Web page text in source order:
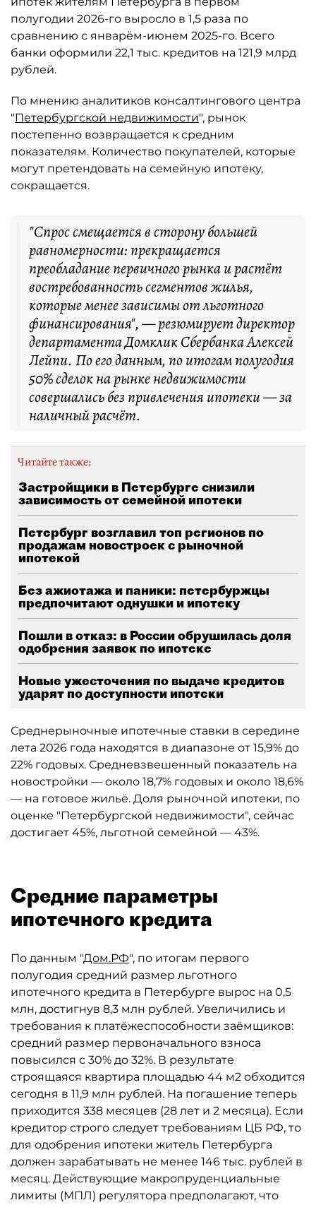
полугодии 2026-го выросло в 1,5 раза по
сравнению с январём-июнем 2025-го. Всего
банки оформили 22,1 тыс. кредитов на 121,9 млрд
рублей.
По мнению аналитиков консалтингового центра
"Петербургской недвижимости", рынок
постепенно возвращается к средним
показателям. Количество покупателей, которые
могут претендовать на семейную ипотеку,
сокращается.
"Спрос смещается в сторону большей
равномерности: прекращается
преобладание первичного рынка и растёт
востребованность сегментов жилья,
которые менее зависимы от льготного
финансирования", — резюмирует директор
департамента Домклик Сбербанка Алексей
Лейпи. По его данным, по итогам полугодия
50% сделок на рынке недвижимости
совершались без привлечения ипотеки — за
наличный расчёт.
Читайте также:
Застройщики в Петербурге снизили
зависимость от семейной ипотеки
Петербург возглавил топ регионов по
продажам новостроек с рыночной
ипотекой
Без ажиотажа и паники: петербуржцы
предпочитают однушки и ипотеку
Пошли в отказ: в России обрушилась доля
одобрения заявок по ипотеке
Новые ужесточения по выдаче кредитов
ударят по доступности ипотеки
Среднерыночные ипотечные ставки в середине
лета 2026 года находятся в диапазоне от 15,9% до
22% годовых. Средневзвешенный показатель на
новостройки — около 18,7% годовых и около 18,6%
— на готовое жильё. Доля рыночной ипотеки, по
оценке "Петербургской недвижимости", сейчас
достигает 45%, льготной семейной — 43%.
Средние параметры
ипотечного кредита
По данным "Дом.РФ", по итогам первого
полугодия средний размер льготного
ипотечного кредита в Петербурге вырос на 0,5
млн, достигнув 8,3 млн рублей. Увеличились и
требования к платёжеспособности заёмщиков:
средний размер первоначального взноса
повысился с 30% до 32%. В результате
строящаяся квартира площадью 44 м2 обходится
сегодня в 11,9 млн рублей. На погашение теперь
приходится 338 месяцев (28 лет и 2 месяца). Если
кредитор строго следует требованиям ЦБ РФ, то
для одобрения ипотеки житель Петербурга
должен зарабатывать не менее 146 тыс. рублей в
месяц. Действующие макропруденциальные
лимиты (МПЛ) регулятора предполагают, что